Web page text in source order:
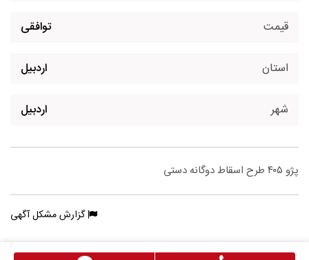
قیمت توافقی
استان اردبیل
شهر اردبیل
پژو ۴۰۵ طرح اسقاط دوگانه دستی
گزارش مشکل آگهی